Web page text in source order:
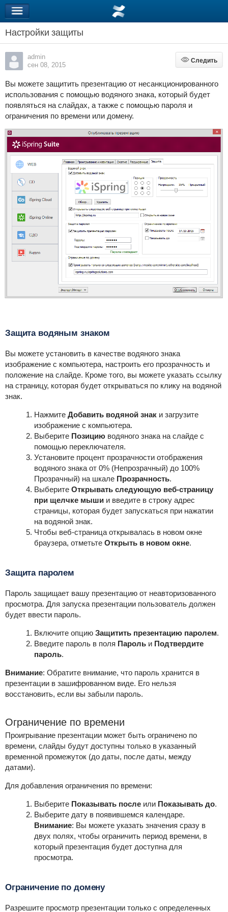
Настройки защиты
admin
сен 08, 2015
Следить
Следить
Вы можете защитить презентацию от несанкционированного
использования с помощью водяного знака, который будет
появляться на слайдах, а также с помощью пароля и
ограничения по времени или домену.
Защита водяным знаком
Вы можете установить в качестве водяного знака
изображение с компьютера, настроить его прозрачность и
положение на слайде. Кроме того, вы можете указать ссылку
на страницу, которая будет открываться по клику на водяной
знак.
Нажмите Добавить водяной знаки загрузите
изображение с компьютера.
Выберите Позициюводяного знака на слайде с
помощью переключателя.
Установите процент прозрачности отображения
водяного знака от 0% (Непрозрачный) до 100%
Прозрачный) на шкале Прозрачность.
Выберите Открывать следующую веб-страницу
при щелчке мышии введите в строку адрес
страницы, которая будет запускаться при нажатии
на водяной знак.
Чтобы веб-страница открывалась в новом окне
браузера, отметьте Открыть в новом окне.
Защита паролем
Пароль защищает вашу презентацию от неавторизованного
просмотра. Для запуска презентации пользователь должен
будет ввести пароль.
Включите опцию Защитить презентацию паролем.
Введите пароль в поля Парольи Подтвердите
пароль.
Внимание: Обратите внимание, что пароль хранится в
презентации в зашифрованном виде. Его нельзя
восстановить, если вы забыли пароль.
Ограничение по времени
Проигрывание презентации может быть ограничено по
времени, слайды будут доступны только в указанный
временной промежуток (до даты, после даты, между
датами).
Для добавления ограничения по времени:
Выберите Показывать послеили Показывать до.
Выберите дату в появившемся календаре.
Внимание: Вы можете указать значения сразу в
двух полях, чтобы ограничить период времени, в
который презентация будет доступна для
просмотра.
Ограничение по домену
Разрешите просмотр презентации только с определенных